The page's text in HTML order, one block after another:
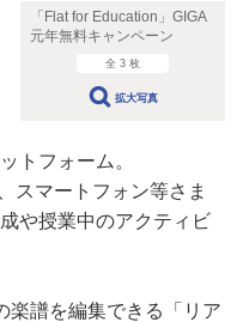
「Flat for Education」GIGA
元年無料キャンペーン
全 3 枚
拡大写真
トフォーム。
スマートフォン等さま
や授業中のアクティビ
譜を編集できる「リア